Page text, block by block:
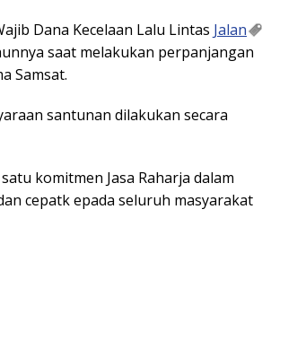
Dana Kecelaan Lalu Lintas Jalan
saat melakukan perpanjangan
Samsat.
santunan dilakukan secara
komitmen Jasa Raharja dalam
cepatk epada seluruh masyarakat